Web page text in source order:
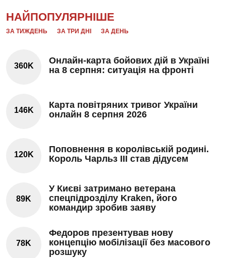
НАЙПОПУЛЯРНІШЕ
ЗА ТИЖДЕНЬ ЗА ТРИ ДНІ ЗА ДЕНЬ
360K
Онлайн-карта бойових дій в Україні
на 8 серпня: ситуація на фронті
146K
Карта повітряних тривог України
онлайн 8 серпня 2026
120K
Поповнення в королівській родині.
Король Чарльз III став дідусем
89K
У Києві затримано ветерана
спецпідрозділу Kraken, його
командир зробив заяву
78K
Федоров презентував нову
концепцію мобілізації без масового
розшуку